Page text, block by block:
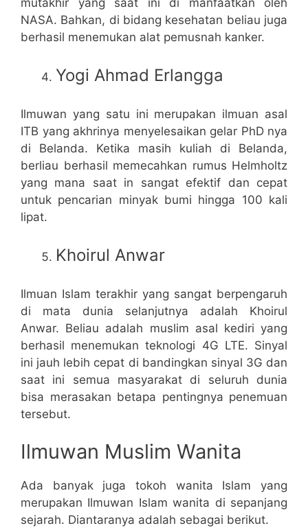
NASA. Bahkan, di bidang kesehatan beliau juga
berhasil menemukan alat pemusnah kanker.
Yogi Ahmad Erlangga
Ilmuwan yang satu ini merupakan ilmuan asal
ITB yang akhrinya menyelesaikan gelar PhD nya
di Belanda. Ketika masih kuliah di Belanda,
berliau berhasil memecahkan rumus Helmholtz
yang mana saat in sangat efektif dan cepat
untuk pencarian minyak bumi hingga 100 kali
lipat.
Khoirul Anwar
Ilmuan Islam terakhir yang sangat berpengaruh
di mata dunia selanjutnya adalah Khoirul
Anwar. Beliau adalah muslim asal kediri yang
berhasil menemukan teknologi 4G LTE. Sinyal
ini jauh lebih cepat di bandingkan sinyal 3G dan
saat ini semua masyarakat di seluruh dunia
bisa merasakan betapa pentingnya penemuan
tersebut.
Ilmuwan Muslim Wanita
Ada banyak juga tokoh wanita Islam yang
merupakan Ilmuwan Islam wanita di sepanjang
sejarah. Diantaranya adalah sebagai berikut.